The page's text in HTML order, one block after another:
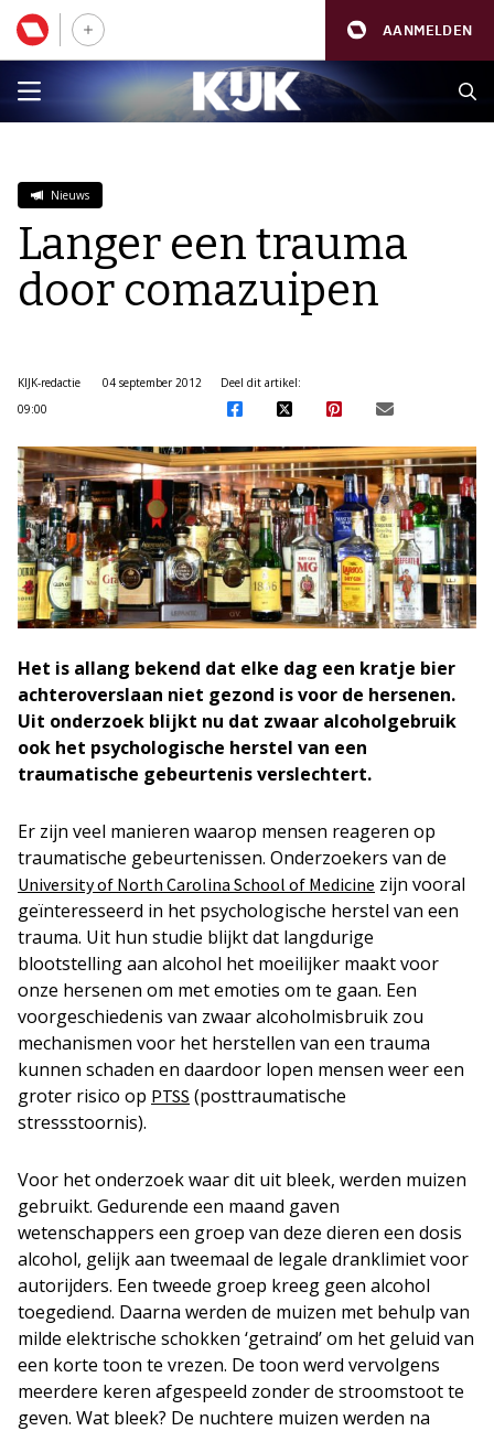
AANMELDEN
Nieuws
Langer een trauma
door comazuipen
KIJK-redactie
04 september 2012
09:00
Deel dit artikel:
Het is allang bekend dat elke dag een kratje bier
achteroverslaan niet gezond is voor de hersenen.
Uit onderzoek blijkt nu dat zwaar alcoholgebruik
ook het psychologische herstel van een
traumatische gebeurtenis verslechtert.
Er zijn veel manieren waarop mensen reageren op
traumatische gebeurtenissen. Onderzoekers van de
University of North Carolina School of Medicine zijn vooral
geïnteresseerd in het psychologische herstel van een
trauma. Uit hun studie blijkt dat langdurige
blootstelling aan alcohol het moeilijker maakt voor
onze hersenen om met emoties om te gaan. Een
voorgeschiedenis van zwaar alcoholmisbruik zou
mechanismen voor het herstellen van een trauma
kunnen schaden en daardoor lopen mensen weer een
groter risico op PTSS (posttraumatische
stressstoornis).
Voor het onderzoek waar dit uit bleek, werden muizen
gebruikt. Gedurende een maand gaven
wetenschappers een groep van deze dieren een dosis
alcohol, gelijk aan tweemaal de legale dranklimiet voor
autorijders. Een tweede groep kreeg geen alcohol
toegediend. Daarna werden de muizen met behulp van
milde elektrische schokken ‘getraind’ om het geluid van
een korte toon te vrezen. De toon werd vervolgens
meerdere keren afgespeeld zonder de stroomstoot te
geven. Wat bleek? De nuchtere muizen werden na